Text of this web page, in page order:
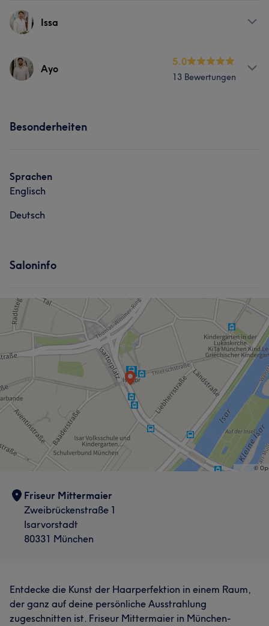
Issa
Services
Ayo
5.0
13 Bewertungen
Besonderheiten
Sprachen
Englisch
Deutsch
Saloninfo
Friseur Mittermaier
Zweibrückenstraße 1
Isarvorstadt
80331 München
Entdecke die Kunst der Haarperfektion in einem Raum,
der ganz auf deine persönliche Ausstrahlung
zugeschnitten ist. Friseur Mittermaier in München-